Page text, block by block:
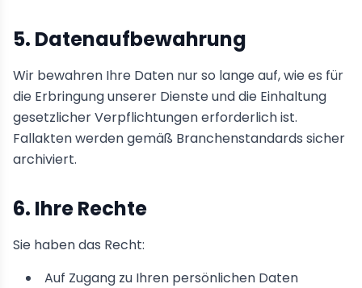
5. Datenaufbewahrung
Wir bewahren Ihre Daten nur so lange auf, wie es für
die Erbringung unserer Dienste und die Einhaltung
gesetzlicher Verpflichtungen erforderlich ist.
Fallakten werden gemäß Branchenstandards sicher
archiviert.
6. Ihre Rechte
Sie haben das Recht:
Auf Zugang zu Ihren persönlichen Daten